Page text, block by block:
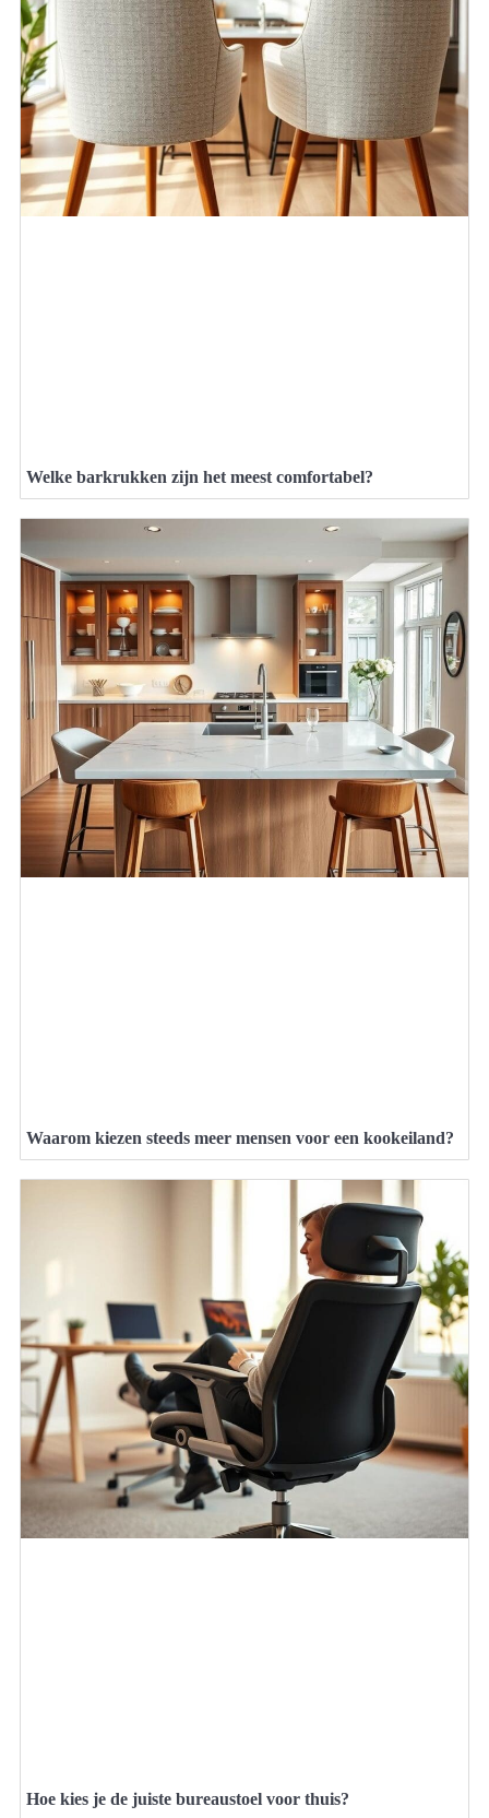
Welke barkrukken zijn het meest comfortabel?
Waarom kiezen steeds meer mensen voor een kookeiland?
Hoe kies je de juiste bureaustoel voor thuis?